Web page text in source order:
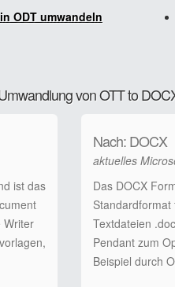
ODT umwandeln
von OTT to
ist das
Writer
Nach: DOCX
aktuelles
Das DOCX
Textdateien
Pendant zum
Beispiel durch